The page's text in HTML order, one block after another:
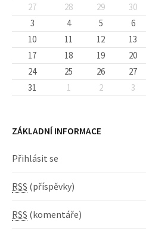
27
28 29 30
3
4 5 6
10
11 12 13
17
18 19 20
24
25 26 27
31
1 2 3
ZÁKLADNÍ INFORMACE
Přihlásit se
RSS (příspěvky)
RSS (komentáře)